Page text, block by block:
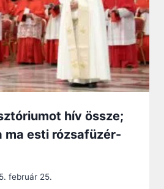
hív össze;
ma esti rózsafüzér-
február 25.